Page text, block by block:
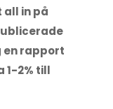
all in på
en rapport
1-2% till